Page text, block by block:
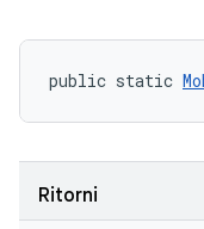
public static
Ritorni